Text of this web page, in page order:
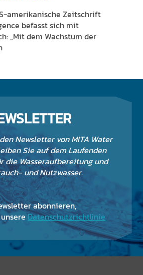
amerikanische Zeitschrift
befasst sich mit
„Mit dem Wachstum der
Newsletter von MITA Water
Sie auf dem Laufenden
die Wasseraufbereitung und
und Nutzwasser.
abonnieren,
Datenschutzrichtlinie